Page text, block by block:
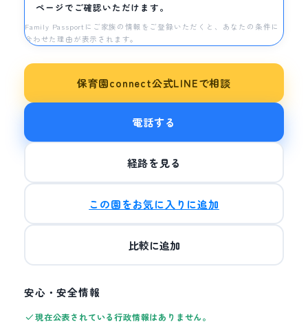
ページでご確認いただけます。
Family Passportにご家族の情報をご登録いただくと、あなたの条件に
合わせた理由が表示されます。
保育園connect公式LINEで相談
電話する
経路を見る
この園をお気に入りに追加
比較に追加
安心・安全情報
現在公表されている行政情報はありません。